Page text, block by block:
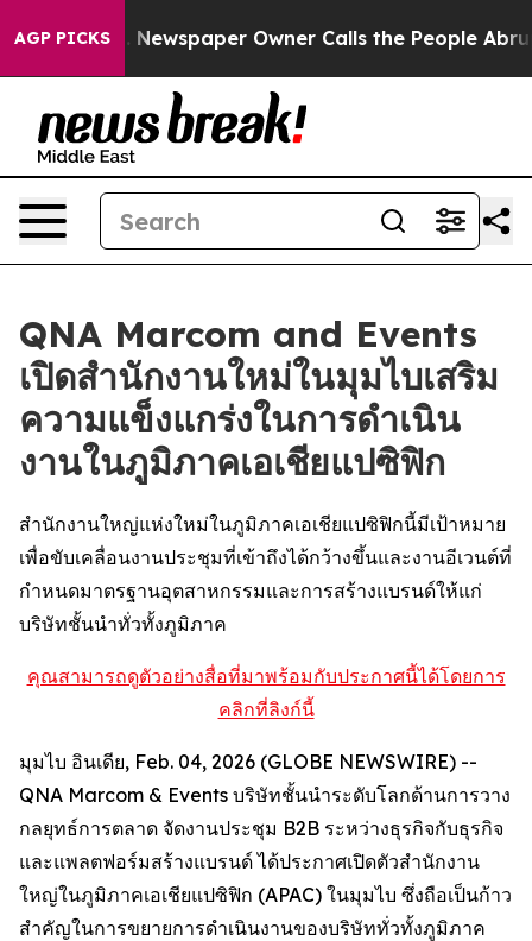
AGP PICKSNewspaper Owner Calls the People
QNA Marcom and Events
เปิดสำนักงานใหม่ในมุมไบเสริม
ความแข็งแกร่งในการดำเนิน
งานในภูมิภาคเอเชียแปซิฟิก
สำนักงานใหญ่แห่งใหม่ในภูมิภาคเอเชียแปซิฟิกนี้มีเป้าหมาย
เพื่อขับเคลื่อนงานประชุมที่เข้าถึงได้กว้างขึ้นและงานอีเวนต์ที่
กำหนดมาตรฐานอุตสาหกรรมและการสร้างแบรนด์ให้แก่
บริษัทชั้นนำทั่วทั้งภูมิภาค
คุณสามารถดูตัวอย่างสื่อที่มาพร้อมกับประกาศนี้ได้โดยการ
คลิกที่ลิงก์นี้
มุมไบ อินเดีย, Feb. 04, 2026 (GLOBE NEWSWIRE) --
QNA Marcom & Events บริษัทชั้นนำระดับโลกด้านการวาง
กลยุทธ์การตลาด จัดงานประชุม B2B ระหว่างธุรกิจกับธุรกิจ
และแพลตฟอร์มสร้างแบรนด์ ได้ประกาศเปิดตัวสำนักงาน
ใหญ่ในภูมิภาคเอเชียแปซิฟิก (APAC) ในมุมไบ ซึ่งถือเป็นก้าว
สำคัญในการขยายการดำเนินงานของบริษัททั่วทั้งภูมิภาค